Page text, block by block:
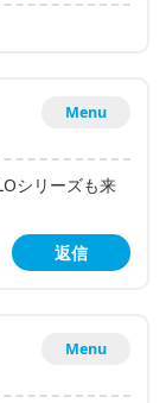
Menu
シリーズも来
返信
Menu